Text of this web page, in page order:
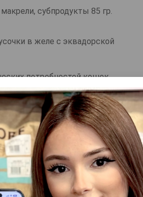
субпродукты 85 гр.
в желе с эквадорской
потребностей кошек.
кожи и шерсти в
иммунной системы.